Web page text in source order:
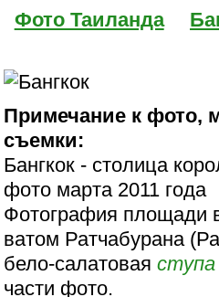
Фото Таиланда
Примечание к фото,
съемки:
Бангкок - столица
фото марта 2011 года
Фотография площади
ватом Ратчабурана
бело-салатоваяступа
части фото.